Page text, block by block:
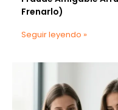
Frenarlo)
Seguir leyendo »